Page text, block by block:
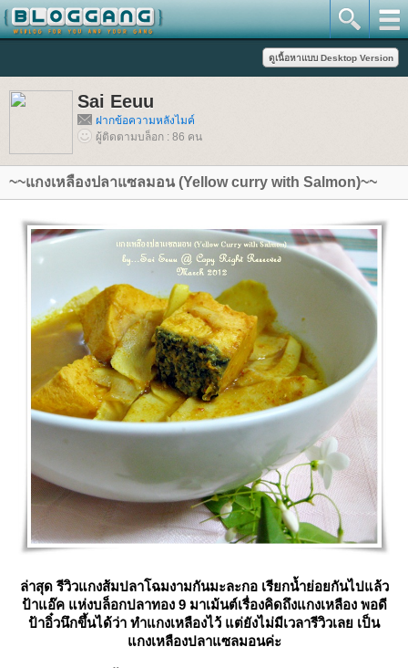
Sai Eeuu
ฝากข้อความหลังไมค์
ผู้ติดตามบล็อก : 86 คน
~~แกงเหลืองปลาแซลมอน (Yellow curry with Salmon)~~
ล่าสุด รีวิวแกงส้มปลาโฉมงามกันมะละกอ เรียกน้ำย่อยกันไปแล้ว
ป้าแอ๊ค แห่งบล็อกปลาทอง 9 มาเม้นต์เรื่องคิดถึงแกงเหลือง พอดี
ป้าอิ๋วนึกขึ้นได้ว่า ทำแกงเหลืองไว้ แต่ยังไม่มีเวลารีวิวเลย เป็น
กงเหลืองปลาแซลมอนค่ะ